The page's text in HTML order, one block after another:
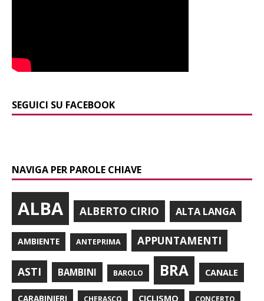
SEGUICI SU FACEBOOK
NAVIGA PER PAROLE CHIAVE
ALBA ALBERTO CIRIO ALTA LANGA
AMBIENTE ANTEPRIMA APPUNTAMENTI
ASTI BAMBINI BAROLO BRA CANALE
CARABINIERI CHERASCO CICLISMO CONCERTO